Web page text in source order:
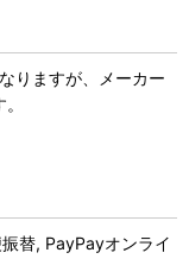
りますが、メーカー
替, PayPayオンライ